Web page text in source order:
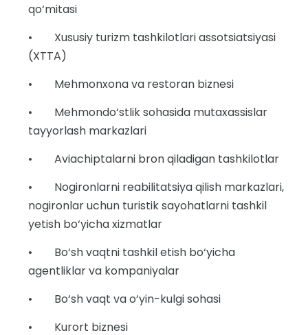
qo‘mitasi
• Xususiy turizm tashkilotlari assotsiatsiyasi
(XTTA)
• Mehmonxona va restoran biznesi
• Mehmondo‘stlik sohasida mutaxassislar
tayyorlash markazlari
• Aviachiptalarni bron qiladigan tashkilotlar
• Nogironlarni reabilitatsiya qilish markazlari,
nogironlar uchun turistik sayohatlarni tashkil
yetish bo‘yicha xizmatlar
• Bo‘sh vaqtni tashkil etish bo‘yicha
agentliklar va kompaniyalar
• Bo‘sh vaqt va o‘yin-kulgi sohasi
• Kurort biznesi